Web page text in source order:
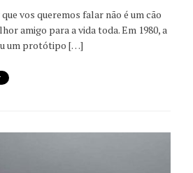
vos queremos falar não é um cão
amigo para a vida toda. Em 1980, a
um protótipo […]